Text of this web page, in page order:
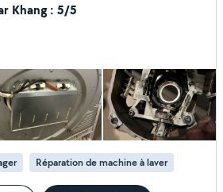
petites
avec plaisir pour vous aider
Khang : 5/5
Réparation de machine à laver